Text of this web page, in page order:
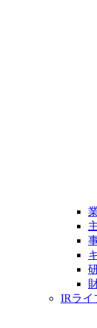
IRライ